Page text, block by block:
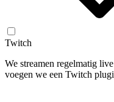
Twitch
We streamen regelmatig
voegen we een Twitch